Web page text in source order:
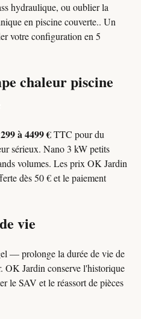
hydraulique, ou oublier la
en piscine couverte.. Un
votre configuration en 5
chaleur piscine
à 4499 €TTC pour du
sérieux. Nano 3 kW petits
volumes. Les prix OK Jardin
dès 50 € et le paiement
vie
— prolonge la durée de vie de
OK Jardin conserve l'historique
le SAV et le réassort de pièces